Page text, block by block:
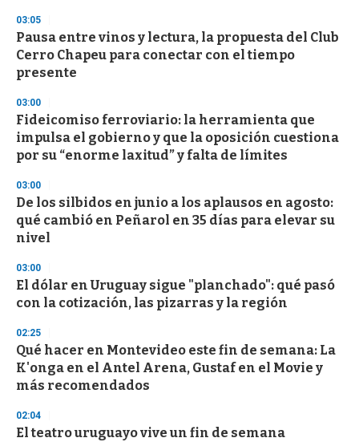
d
s
03:05
Pausa entre vinos y lectura, la propuesta del Club
Cerro Chapeu para conectar con el tiempo
presente
03:00
Fideicomiso ferroviario: la herramienta que
impulsa el gobierno y que la oposición cuestiona
por su “enorme laxitud” y falta de límites
03:00
De los silbidos en junio a los aplausos en agosto:
qué cambió en Peñarol en 35 días para elevar su
nivel
03:00
El dólar en Uruguay sigue "planchado": qué pasó
con la cotización, las pizarras y la región
02:25
Qué hacer en Montevideo este fin de semana: La
K'onga en el Antel Arena, Gustaf en el Movie y
más recomendados
02:04
El teatro uruguayo vive un fin de semana